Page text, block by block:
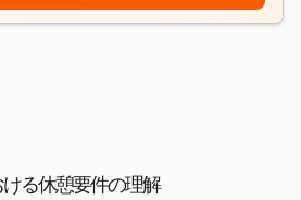
ける休憩要件の理解